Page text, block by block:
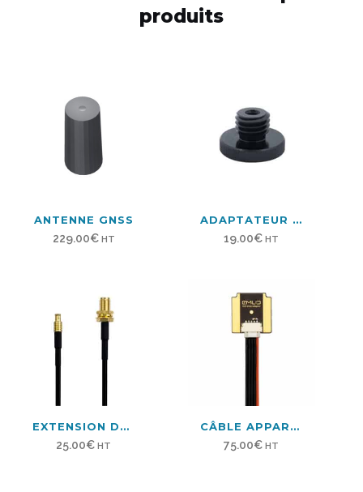
produits
ANTENNE GNSS
229.00€ HT
ADAPTATEUR ⅝’’ POUR TRÉPIED D’APPAREIL PHOTO
19.00€ HT
EXTENSION DE CÂBLE D’ANTENNE GNSS 2M SMA
25.00€ HT
CÂBLE APPAREIL PHOTO POUR REACH M2
75.00€ HT